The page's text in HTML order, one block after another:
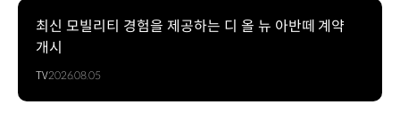
최신 모빌리티 경험을 제공하는 디 올 뉴 아반떼 계약
개시
TV2026.08.05